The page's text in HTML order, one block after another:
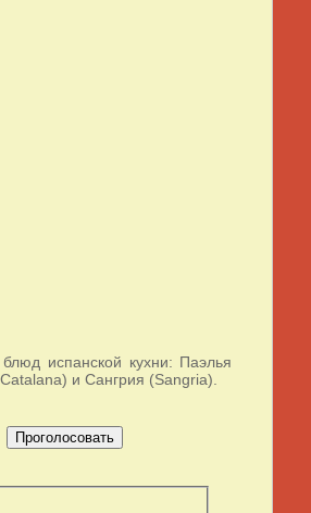
испанской кухни: Паэлья
и Сангрия (Sangria).